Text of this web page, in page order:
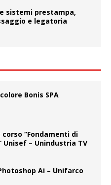
sistemi prestampa,
e legatoria
Bonis SPA
“Fondamenti di
Unisef – Unindustria TV
Ai – Unifarco